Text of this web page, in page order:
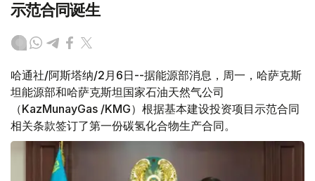
示范合同诞生
哈通社/阿斯塔纳/2月6日--据能源部消息，周一，哈萨克斯
坦能源部和哈萨克斯坦国家石油天然气公司
（KazMunayGas /KMG）根据基本建设投资项目示范合同
相关条款签订了第一份碳氢化合物生产合同。